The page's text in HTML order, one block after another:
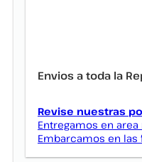
Envios a toda la
Revise nuestras
Entregamos en
Embarcamos en